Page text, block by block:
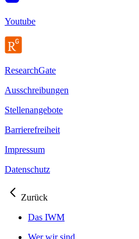
Youtube
ResearchGate
Ausschreibungen
Stellenangebote
Barrierefreiheit
Impressum
Datenschutz
Zurück
Das IWM
Wer wir sind